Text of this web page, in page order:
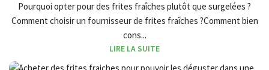
Pourquoi opter pour des frites fraîches plutôt que surgelées ?
Comment choisir un fournisseur de frites fraîches ?Comment bien
cons...
LIRE LA SUITE